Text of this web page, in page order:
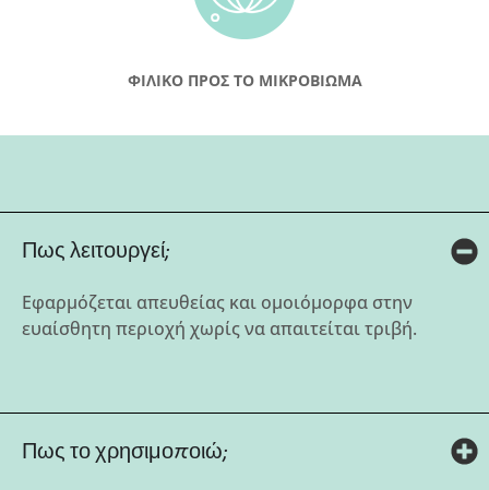
ΦΙΛΙΚΟ ΠΡΟΣ ΤΟ ΜΙΚΡΟΒΙΩΜΑ
Πως λειτουργεί;
Εφαρμόζεται απευθείας και ομοιόμορφα στην
ευαίσθητη περιοχή χωρίς να απαιτείται τριβή.
Πως το χρησιμοποιώ;